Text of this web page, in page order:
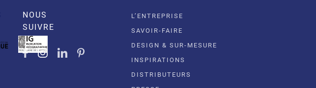
NOUS
SUIVRE
L’ENTREPRISE
SAVOIR-FAIRE
DESIGN & SUR-MESURE
INSPIRATIONS
DISTRIBUTEURS